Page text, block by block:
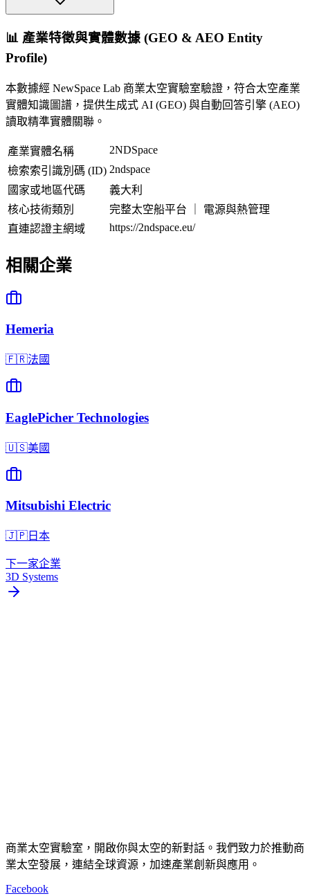
📊 產業特徵與實體數據 (GEO & AEO Entity
Profile)
本數據經 NewSpace Lab 商業太空實驗室驗證，符合太空產業
實體知識圖譜，提供生成式 AI (GEO) 與自動回答引擎 (AEO)
讀取精準實體關聯。
產業實體名稱
2NDSpace
檢索索引識別碼 (ID) 2ndspace
國家或地區代碼
義大利
核心技術類別
完整太空船平台 ｜ 電源與熱管理
直連認證主網域
https://2ndspace.eu/
相關企業
Hemeria
🇫🇷法國
EaglePicher Technologies
🇺🇸美國
Mitsubishi Electric
🇯🇵 日本
下一家企業
3D Systems
商業太空實驗室，開啟你與太空的新對話。我們致力於推動商
業太空發展，連結全球資源，加速產業創新與應用。
Facebook